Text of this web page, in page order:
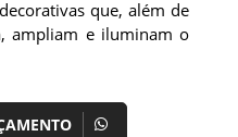
que, além de
ampliam e iluminam o